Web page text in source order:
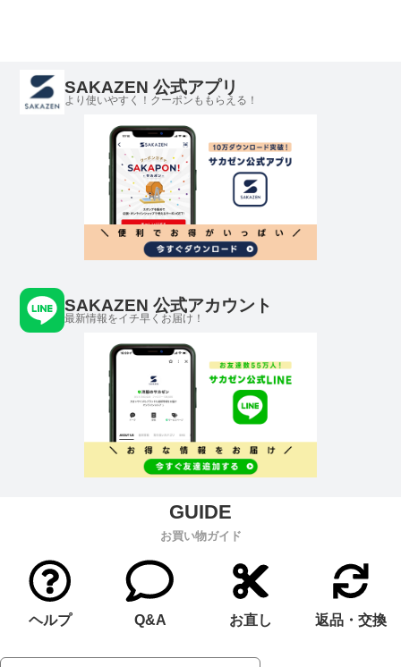
SAKAZEN 公式アプリ
より使いやすく！クーポンももらえる！
SAKAZEN 公式アカウント
最新情報をイチ早くお届け！
お買い物ガイド
ヘルプ Q&A お直し 返品・交換